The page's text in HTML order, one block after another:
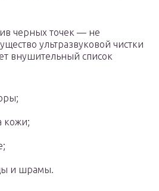
черных точек — не
ультразвуковой чистки
внушительный список
кожи;
и шрамы.